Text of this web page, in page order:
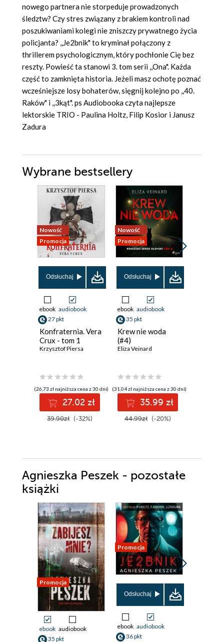
nowego partnera nie storpeduje prowadzonych
śledztw? Czy stres związany z brakiem kontroli nad
poszukiwaniami kolegi nie zniszczy prywatnego życia
policjanta? ,,Je2bnik" to kryminał połączony z
thrillerem psychologicznym, który pochłonie Cię bez
reszty. Powieść ta stanowi 3. tom serii ,,Ona". Każda
część to zamknięta historia. Jeżeli masz ochotę poznać
wcześniejsze losy bohaterów, sięgnij kolejno po ,,40.
Raków" i ,,3kąt". ps Audiobooka czyta najlepsze
lektorskie TRIO - Paulina Holtz, Filip Kosior i Janusz
Zadura
Wybrane bestsellery
Nowość
Promocja
Odsłuchaj
ebook audiobook
27 pkt
Konfraternia. Vera
Crux - tom 1
Krzysztof Piersa
(26,73 zł najniższa cena z 30 dni)
27.02 zł
39.90zł (-32%)
Nowość
Promocja
Odsłuchaj
ebook audiobook
35 pkt
Krew nie woda
(#4)
Eliza Veinard
(31,04 zł najniższa cena z 30 dni)
35.99 zł
44.99zł (-20%)
Agnieszka Peszek - pozostałe
książki
Promocja
ebook audiobook
35 pkt
Promocja
Odsłuchaj
ebook audiobook
36 pkt